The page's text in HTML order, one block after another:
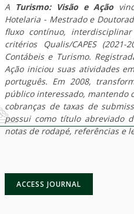
A Turismo: Visão e Ação
Hotelaria - Mestrado e
fluxo contínuo,
critérios Qualis/CAPES (2021-
Contábeis e Turismo.
Ação iniciou suas atividades
português. Em 2008,
público interessado, mantendo
cobranças de taxas de
possui como título abreviado
notas de rodapé, referências e
ACCESS JOURNAL